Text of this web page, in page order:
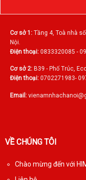
Cơ sở 1: Tầng 4, Toà nhà
Nội.
Điện thoại: 0833320085 -
Cơ sở 2: B39 - Phố Trúc,
Điện thoại: 0702271983-
Email:
VỀ CHÚNG TÔI
Chào mừng đến với